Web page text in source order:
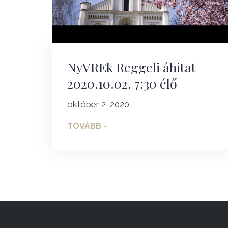
NyVREk Reggeli áhitat
2020.10.02. 7:30 élő
október 2, 2020
TOVÁBB -